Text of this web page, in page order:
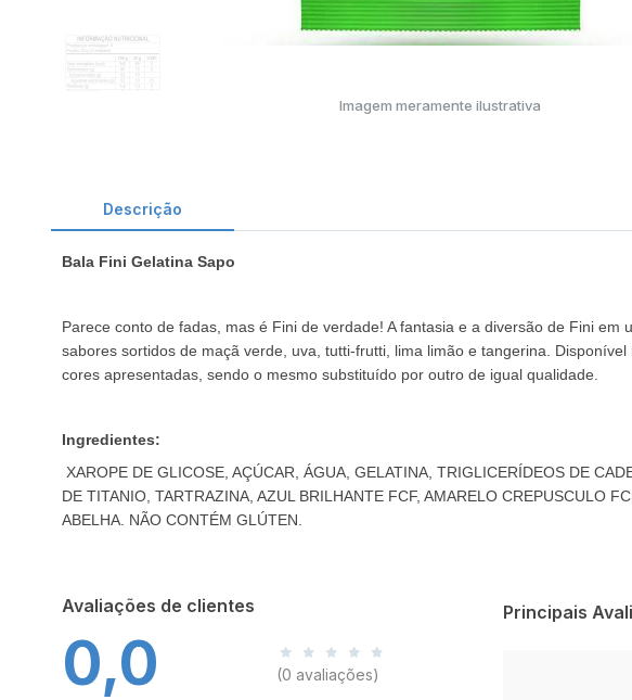
Imagem meramente ilustrativa
Descrição
Bala Fini Gelatina Sapo
Parece conto de fadas, mas é Fini de verdade! A fantasia e a diversão de Fini
sabores sortidos de maçã verde, uva, tutti-frutti, lima limão e tangerina.
cores apresentadas, sendo o mesmo substituído por outro de igual qualidade.
Ingredientes:
XAROPE DE GLICOSE, AÇÚCAR, ÁGUA, GELATINA, TRIGLICERÍDEOS DE
DE TITANIO, TARTRAZINA, AZUL BRILHANTE FCF, AMARELO CREPUSCULO
ABELHA. NÃO CONTÉM GLÚTEN.
Avaliações de clientes
0,0 (0 avaliações)
Principais